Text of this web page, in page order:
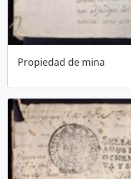
Propiedad de mina